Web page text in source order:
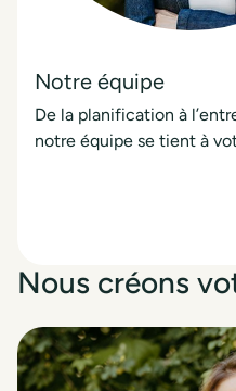
Notre équipe
De la planification à
notre équipe se tient à
Nous créons